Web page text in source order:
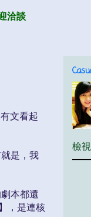
洽談
文看起
是，我
本都還
，是連核
檢